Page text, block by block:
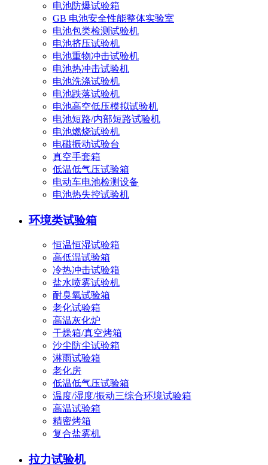
电池防爆试验箱
GB 电池安全性能整体实验室
电池包类检测试验机
电池挤压试验机
电池重物冲击试验机
电池热冲击试验机
电池洗涤试验机
电池跌落试验机
电池高空低压模拟试验机
电池短路/内部短路试验机
电池燃烧试验机
电磁振动试验台
真空手套箱
低温低气压试验箱
电动车电池检测设备
电池热失控试验机
环境类试验箱
恒温恒湿试验箱
高低温试验箱
冷热冲击试验箱
盐水喷雾试验机
耐臭氧试验箱
老化试验箱
高温灰化炉
干燥箱/真空烤箱
沙尘防尘试验箱
淋雨试验箱
老化房
低温低气压试验箱
温度/湿度/振动三综合环境试验箱
高温试验箱
精密烤箱
复合盐雾机
拉力试验机